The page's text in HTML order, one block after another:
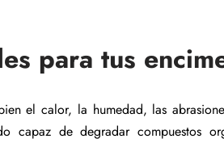
para tus
el calor, la humedad, las
capaz de degradar compuestos